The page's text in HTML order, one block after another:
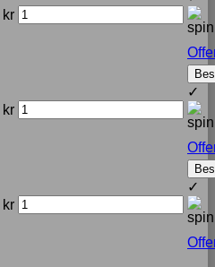
kr
kr
✓
kr
✓